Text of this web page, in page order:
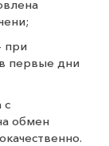
при
первые дни
с
обмен